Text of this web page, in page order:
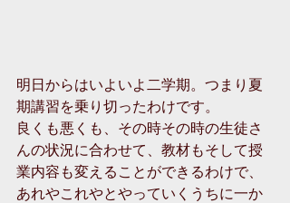
明日からはいよいよ二学期。つまり夏
期講習を乗り切ったわけです。
良くも悪くも、その時その時の生徒さ
んの状況に合わせて、教材もそして授
業内容も変えることができるわけで、
あれやこれやとやっていくうちに一か